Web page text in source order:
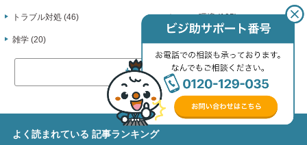
トラブル対処 (46) オフィス環境 (105)
雑学 (20)
もっと見る
よく読まれている 記事ランキング